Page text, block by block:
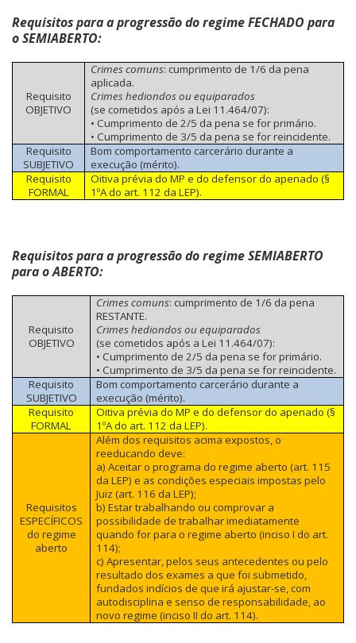
Requisitos para a progressão do regime FECHADO para
o SEMIABERTO:
Requisito
OBJETIVO
Crimes comuns: cumprimento de 1/6 da pena
aplicada.
Crimes hediondos ou equiparados
(se cometidos após a Lei 11.464/07):
• Cumprimento de 2/5 da pena se for primário.
• Cumprimento de 3/5 da pena se for reincidente.
Requisito
SUBJETIVO
Bom comportamento carcerário durante a
execução (mérito).
Requisito
FORMAL
Oitiva prévia do MP e do defensor do apenado (§
1ºA do art. 112 da LEP).
Requisitos para a progressão do regime SEMIABERTO
para o ABERTO:
Requisito
OBJETIVO
Crimes comuns: cumprimento de 1/6 da pena
RESTANTE.
Crimes hediondos ou equiparados
(se cometidos após a Lei 11.464/07):
• Cumprimento de 2/5 da pena se for primário.
• Cumprimento de 3/5 da pena se for reincidente.
Requisito
SUBJETIVO
Bom comportamento carcerário durante a
execução (mérito).
Requisito
FORMAL
Oitiva prévia do MP e do defensor do apenado (§
1ºA do art. 112 da LEP).
Requisitos
ESPECÍFICOS
do regime
aberto
Além dos requisitos acima expostos, o
reeducando deve:
a) Aceitar o programa do regime aberto (art. 115
da LEP) e as condições especiais impostas pelo
Juiz (art. 116 da LEP);
b) Estar trabalhando ou comprovar a
possibilidade de trabalhar imediatamente
quando for para o regime aberto (inciso I do art.
114);
c) Apresentar, pelos seus antecedentes ou pelo
resultado dos exames a que foi submetido,
fundados indícios de que irá ajustar-se, com
autodisciplina e senso de responsabilidade, ao
novo regime (inciso II do art. 114).